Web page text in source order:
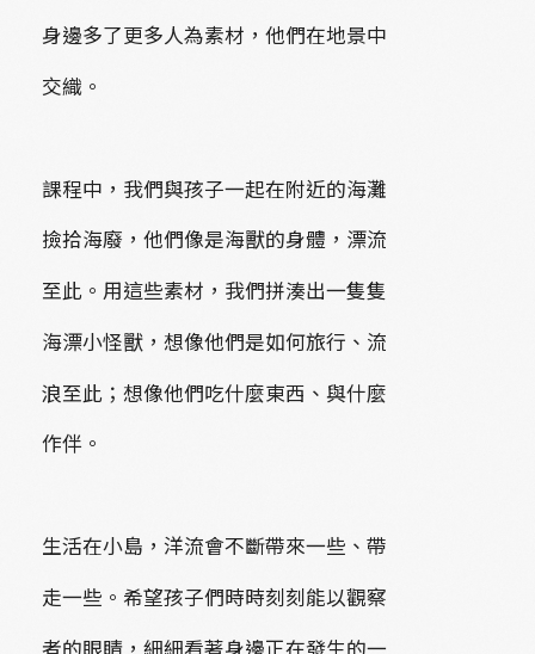
身邊多了更多人為素材，他們在地景中
交織。
課程中，我們與孩子一起在附近的海灘
撿拾海廢，他們像是海獸的身體，漂流
至此。用這些素材，我們拼湊出一隻隻
海漂小怪獸，想像他們是如何旅行、流
浪至此；想像他們吃什麼東西、與什麼
作伴。
生活在小島，洋流會不斷帶來一些、帶
走一些。希望孩子們時時刻刻能以觀察
者的眼睛，細細看著身邊正在發生的一